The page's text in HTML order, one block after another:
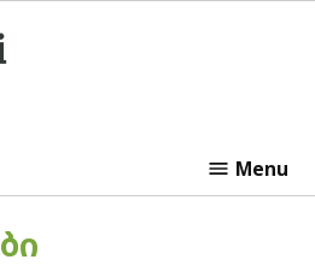
Menu